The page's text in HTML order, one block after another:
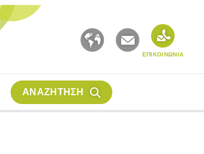
ΕΠΙΚΟΙΝΩΝΙΑ
ΑΝΑΖΗΤΗΣΗ